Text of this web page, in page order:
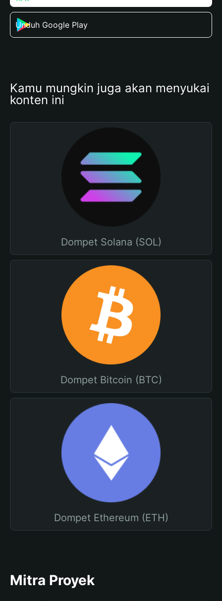
Unduh Google Play
Kamu mungkin juga akan menyukai
konten ini
Dompet Solana (SOL)
Dompet Bitcoin (BTC)
Dompet Ethereum (ETH)
Mitra Proyek